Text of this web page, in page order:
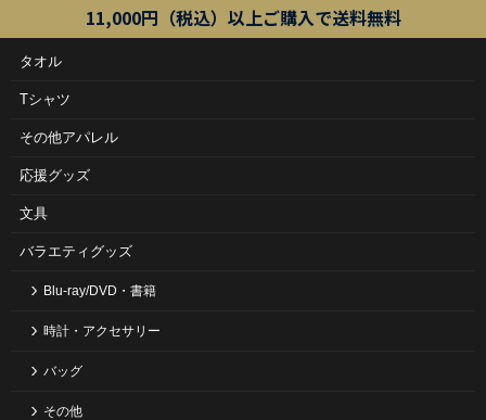
11,000円（税込）以上ご購入で送料無料
タオル
Tシャツ
その他アパレル
応援グッズ
文具
バラエティグッズ
Blu-ray/DVD・書籍
時計・アクセサリー
バッグ
その他